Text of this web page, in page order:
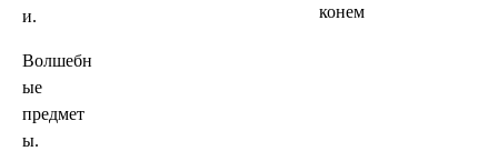
и.
Волшебн
ые
предмет
ы.
конем